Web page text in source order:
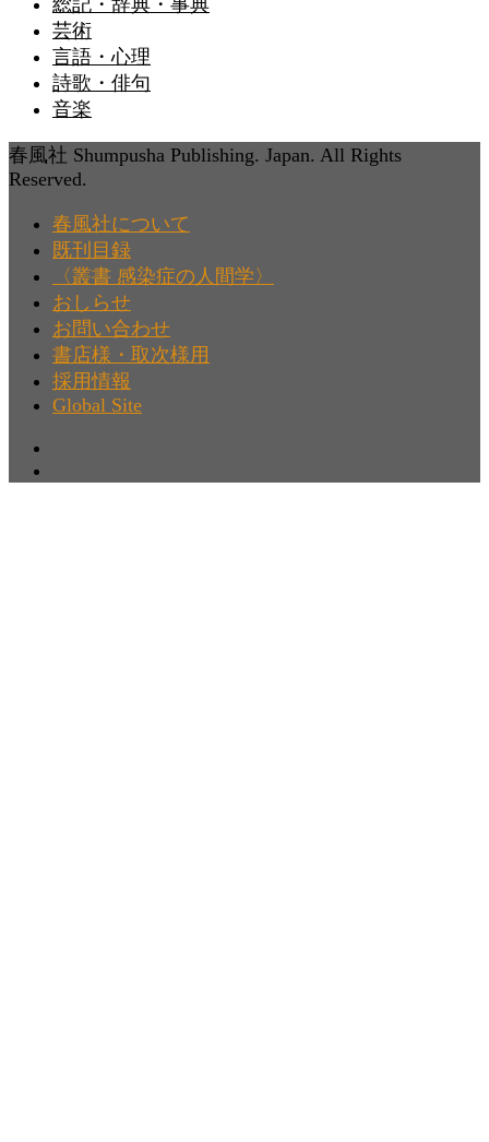
総記・辞典・事典
芸術
言語・心理
詩歌・俳句
音楽
春風社 Shumpusha Publishing. Japan. All Rights
Reserved.
春風社について
既刊目録
〈叢書 感染症の人間学〉
おしらせ
お問い合わせ
書店様・取次様用
採用情報
Global Site